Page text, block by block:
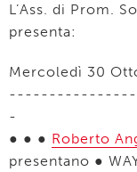
L’Ass. di Prom.
presenta:
Mercoledì 30
-
● ● ● Roberto
presentano ●